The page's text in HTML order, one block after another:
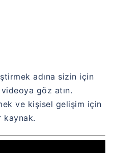
adına sizin için
göz atın.
ve kişisel gelişim için
kaynak.